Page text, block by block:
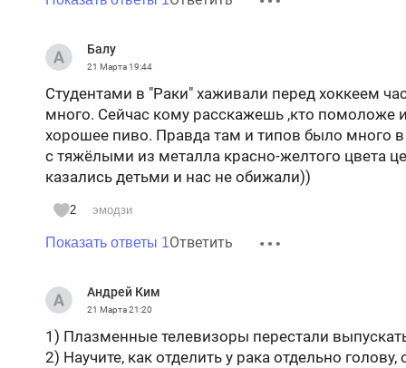
Балу
21 Марта19:44
Студентами в "Раки" хаживали перед хоккеем
много. Сейчас кому расскажешь ,кто помоложе
хорошее пиво. Правда там и типов было много
с тяжёлыми из металла красно-желтого цвета
казались детьми и нас не обижали))
2 эмодзи
Показать ответы 1Ответить
Андрей Ким
21 Марта21:20
1) Плазменные телевизоры перестали
2) Научите, как отделить у рака отдельно голову,